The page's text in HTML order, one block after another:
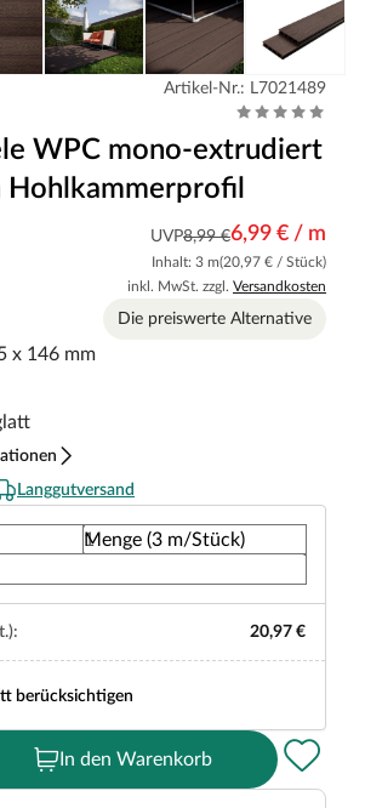
Artikel-Nr.: L7021489
WPC mono-extrudiert
Hohlkammerprofil
UVP8,99 €6,99 € / m
Inhalt: 3 m(20,97 € / Stück)
inkl. MwSt. zzgl. Versandkosten
Die preiswerte Alternative
x 146 mm
Langgutversand
Menge (3 m/Stück)
20,97 €
berücksichtigen
In den Warenkorb